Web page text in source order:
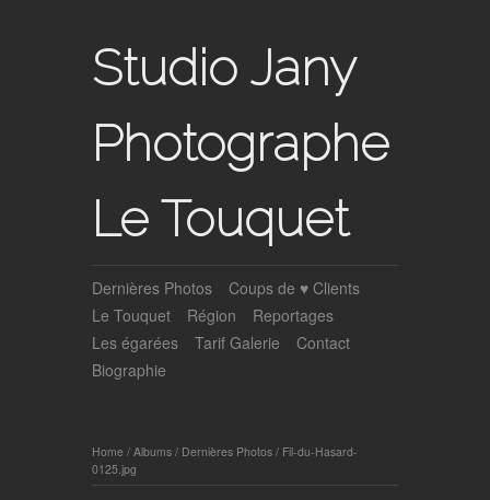
Studio Jany
Photographe
Le Touquet
Dernières Photos
Coups de ♥ Clients
Le Touquet
Région
Reportages
Les égarées
Tarif Galerie
Contact
Biographie
Home / Albums / Dernières Photos / Fil-du-Hasard-
0125.jpg